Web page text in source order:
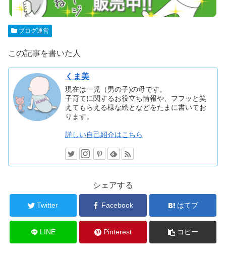
ブログ運営
この記事を書いた人
くま美
現在は一児（男の子)の母です。
子育てに関するお役立ち情報や、フフッと笑
えてもらえる様な絵となどをたまに書いてお
ります。
詳しい自己紹介はこちら
シェアする
Twitter Facebook はてブ
LINE Pinterest コピー